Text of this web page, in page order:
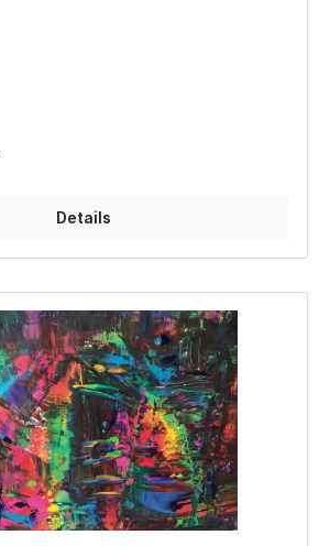
Details